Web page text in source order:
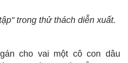
trong thử thách diễn xuất.
cho vai một cô con dâu